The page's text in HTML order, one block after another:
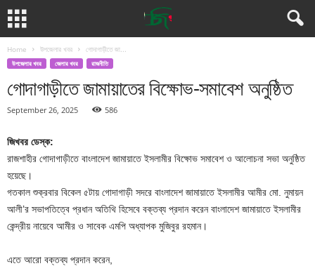
Home উপজেলার খবর গোদাগাড়ীতে জা...
উপজেলার খবর জেলার খবর রাজনীতি
গোদাগাড়ীতে জামায়াতের বিক্ষোভ-সমাবেশ অনুষ্ঠিত
September 26, 2025 586
জিখবর ডেস্ক:
রাজশাহীর গোদাগাড়ীতে বাংলাদেশ জামায়াতে ইসলামীর বিক্ষোভ সমাবেশ ও আলোচনা সভা অনুষ্ঠিত
হয়েছে।
গতকাল শুক্রবার বিকেল ৫টায় গোদাগাড়ী সদরে বাংলাদেশ জামায়াতে ইসলামীর আমীর মো. নুমায়ন
আলী’র সভাপতিত্বে প্রধান অতিথি হিসেবে বক্তব্য প্রদান করেন বাংলাদেশ জামায়াতে ইসলামীর
কেন্দ্রীয় নায়েবে আমীর ও সাবেক এমপি অধ্যাপক মুজিবুর রহমান।
এতে আরো বক্তব্য প্রদান করেন,